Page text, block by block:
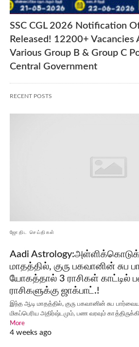
SSC CGL 2026 Notification
Released! 12200+ Vacancies
Various Group B & Group C
Central Government
RECENT POSTS
ஜோதிட செய்திகள்
Aadi
மாதத்தில், குரு பகவானின் சுப
யோகத்தால் 3 ராசிகள் காட்டில்
ராசிகளுக்கு ஜாக்பாட்.!
இந்த ஆடி மாதத்தில், குரு பகவானின் சுப
மிகப்பெரிய அதிர்ஷ்டமும், பண வரவும்
More
4 weeks ago